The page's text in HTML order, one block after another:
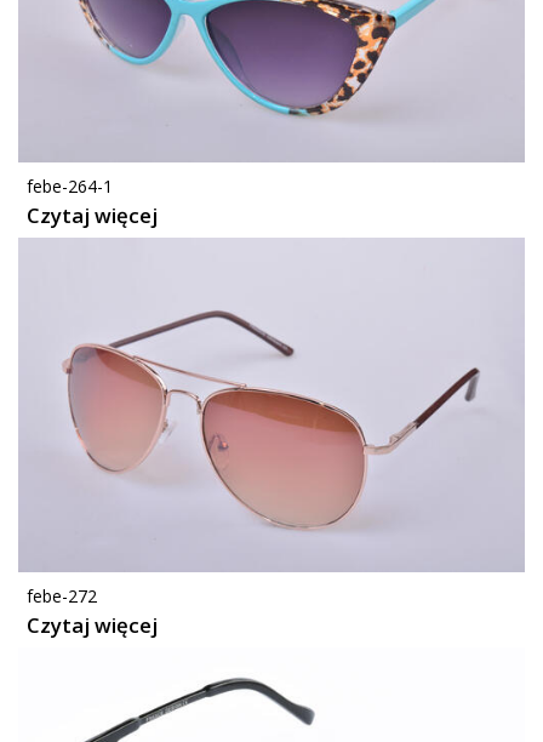
febe-264-1
Czytaj więcej
febe-272
Czytaj więcej